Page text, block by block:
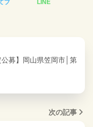
ブ LINE
募】岡山県笠岡市│第
次の記事